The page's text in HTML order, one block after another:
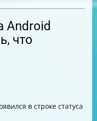
Android
что
в строке статуса